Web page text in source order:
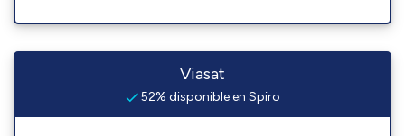
Viasat
52% disponible en Spiro